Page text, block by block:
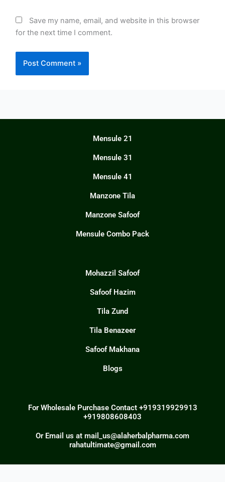
Save my name, email, and website in this browser
for the next time I comment.
Mensule 21
Mensule 31
Mensule 41
Manzone Tila
Manzone Safoof
Mensule Combo Pack
Mohazzil Safoof
Safoof Hazim
Tila Zund
Tila Benazeer
Safoof Makhana
Blogs
For Wholesale Purchase Contact +919319929913
+919808608403
Or Email us at mail_us@alaherbalpharma.com
rahatultimate@gmail.com